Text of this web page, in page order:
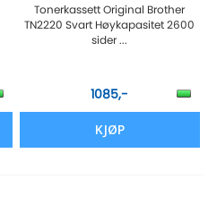
Tonerkassett Original Brother
TN2220 Svart Høykapasitet 2600
sider ...
1085,-
KJØP